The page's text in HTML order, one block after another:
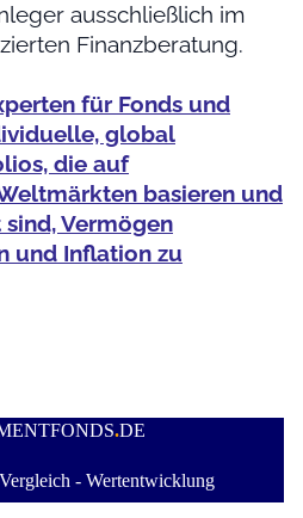
ausschließlich im
Finanzberatung.
für Fonds und
global
die auf
basieren und
Vermögen
und Inflation zu
.DE
- Wertentwicklung